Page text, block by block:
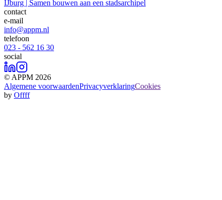
IJburg | Samen bouwen aan een stadsarchipel
contact
e-mail
info@appm.nl
telefoon
023 - 562 16 30
social
© APPM 2026
Algemene voorwaardenPrivacyverklaringCookies
by Offff